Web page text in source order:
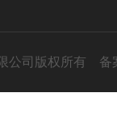
公司版权所有 备